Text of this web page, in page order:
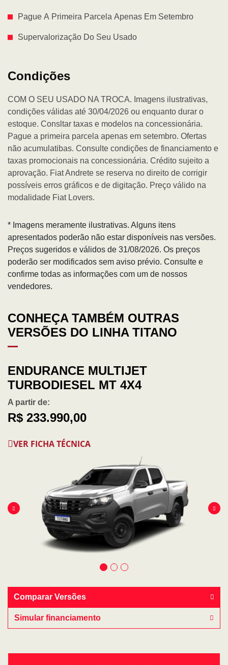
Pague A Primeira Parcela Apenas Em Setembro
Supervalorização Do Seu Usado
Condições
COM O SEU USADO NA TROCA. Imagens ilustrativas,
condições válidas até 30/04/2026 ou enquanto durar o
estoque. Consltar taxas e modelos na concessionária.
Pague a primeira parcela apenas em setembro. Ofertas
não acumulatibas. Consulte condições de financiamento e
taxas promocionais na concessionária. Crédito sujeito a
aprovação. Fiat Andrete se reserva no direito de corrigir
possíveis erros gráficos e de digitação. Preço válido na
modalidade Fiat Lovers.
* Imagens meramente ilustrativas. Alguns itens
apresentados poderão não estar disponíveis nas versões.
Preços sugeridos e válidos de 31/08/2026. Os preços
poderão ser modificados sem aviso prévio. Consulte e
confirme todas as informações com um de nossos
vendedores.
CONHEÇA TAMBÉM OUTRAS
VERSÕES DO LINHA TITANO
ENDURANCE MULTIJET
TURBODIESEL MT 4X4
A partir de:
R$ 233.990,00
VER FICHA TÉCNICA
Comparar Versões
Simular financiamento